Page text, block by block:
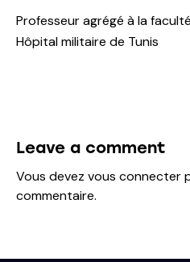
Professeur agrégé à la
Hôpital militaire de Tunis
Leave a comment
Vous devez vous connecter
commentaire.